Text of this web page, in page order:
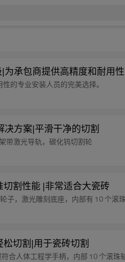
为承包商提供高精度和耐用性
的专业安装人员的完美选择。
决方案|平滑干净的切割
带激光导轨，碳化钨切割轮
切割性能 |非常适合大瓷砖
子，激光雕刻底座，内部有 10 个滚珠
松切割|用于瓷砖切割
合人体工程学手柄，内部 10 个滚珠